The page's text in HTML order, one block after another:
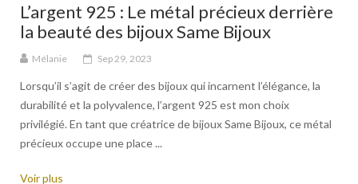
L’argent 925 : Le métal précieux derrière
la beauté des bijoux Same Bijoux
Mélanie Sep 29, 2023
Lorsqu’il s’agit de créer des bijoux qui incarnent l’élégance, la
durabilité et la polyvalence, l’argent 925 est mon choix
privilégié. En tant que créatrice de bijoux Same Bijoux, ce métal
précieux occupe une place ...
Voir plus